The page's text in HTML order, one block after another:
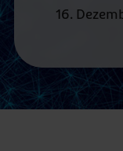
16.